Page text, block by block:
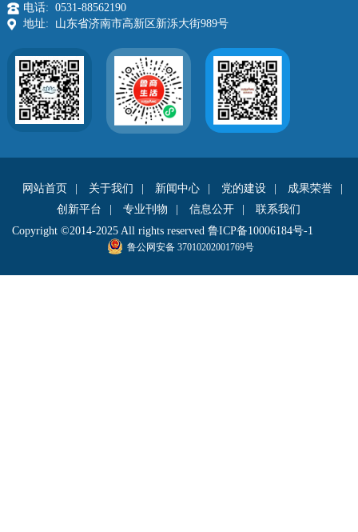
电话: 0531-88562190
地址: 山东省济南市高新区新泺大街989号
网站首页 关于我们 新闻中心 党的建设 成果荣誉
创新平台
专业刊物 信息公开
联系我们
Copyright ©2014-2025 All rights reserved鲁ICP备10006184号-1
鲁公网安备 37010202001769号